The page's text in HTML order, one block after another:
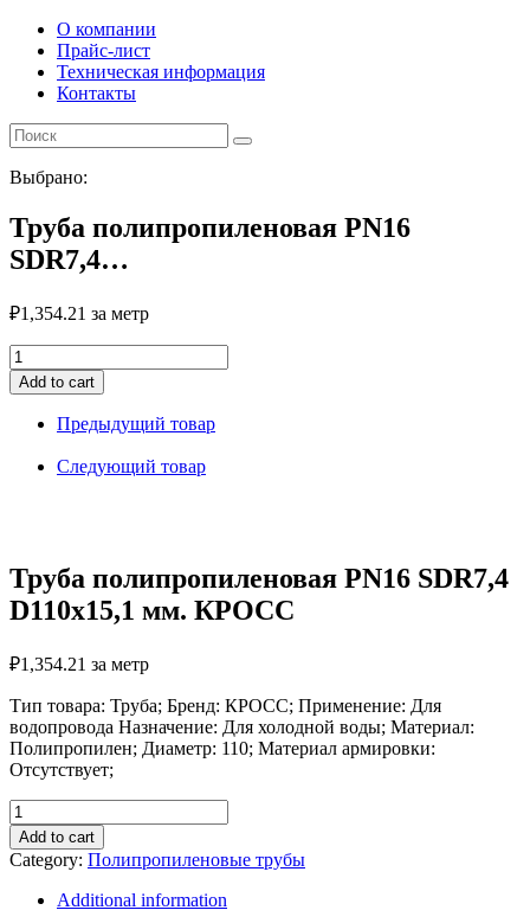
О компании
Прайс-лист
Техническая информация
Контакты
Выбрано:
Труба полипропиленовая PN16
SDR7,4…
₽1,354.21 за метр
Труба
полипропиленовая
PN16
SDR7,4
D110х15,1
КРОСС
Add to cart
Предыдущий товар
Следующий товар
Труба полипропиленовая PN16 SDR7,4
D110х15,1 мм. КРОСС
₽1,354.21 за метр
Тип товара: Труба; Бренд: КРОСС; Применение: Для
водопровода Назначение: Для холодной воды; Материал:
Полипропилен; Диаметр: 110; Материал армировки:
Отсутствует;
Труба
полипропиленовая
PN16
SDR7,4
D110х15,1
Add to cart
Category: Полипропиленовые трубы
Additional information